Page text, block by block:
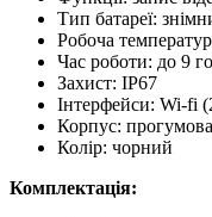
Тип батареї:
Робоча
Час роботи: до 9
Захист: IP67
Інтерфейси: Wi-fi
Корпус:
Колір: чорний
Комплектація: